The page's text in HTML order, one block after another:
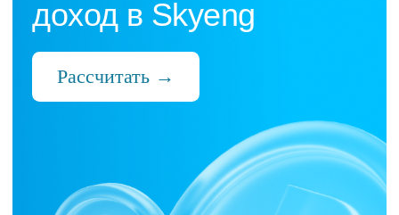
Готовые планы и материалы, онлайн-
платформа с автопроверкой заданий,
поддержка 24/7 и никакой бюрократии
Деньги
без штрафов и переработок, скрытых
условий и неприятных сюрпризов
Уважение к преподавателю и его